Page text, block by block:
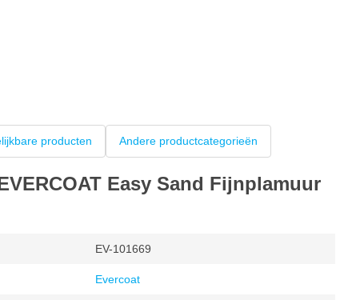
producten Andere productcategorieën
Easy Sand Fijnplamuur
EV-101669
Evercoat